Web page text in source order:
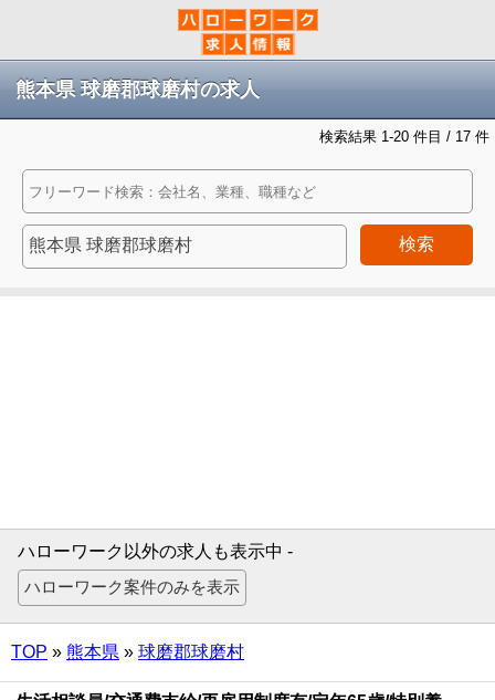
熊本県 球磨郡球磨村の求人
検索結果 1-20 件目 / 17 件
検索
ハローワーク以外の求人も表示中 -
TOP » 熊本県 » 球磨郡球磨村